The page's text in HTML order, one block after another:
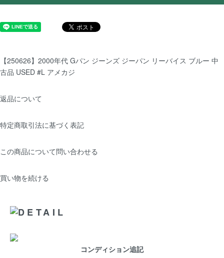
【250626】2000年代 Gパン ジーンズ ジーパン リーバイス ブルー 中
古品 USED #L アメカジ
返品について
特定商取引法に基づく表記
この商品について問い合わせる
買い物を続ける
コンディション追記